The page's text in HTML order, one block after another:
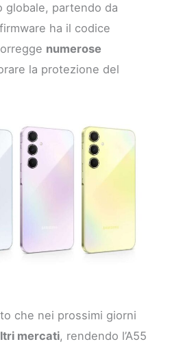
globale, partendo da
ha il codice
numerose
la protezione del
che nei prossimi giorni
mercati, rendendo l’A55